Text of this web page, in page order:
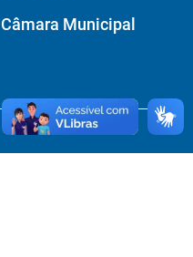
Câmara Municipal